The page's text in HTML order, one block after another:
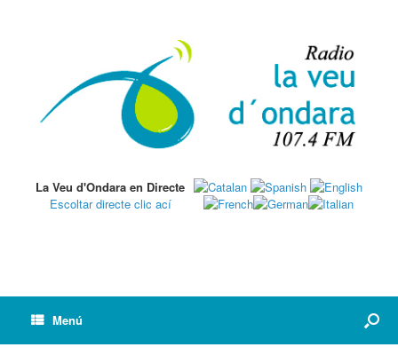
La Veu d'Ondara en Directe
Escoltar directe clic ací
Menú